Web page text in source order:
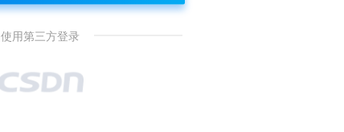
使用第三方登录